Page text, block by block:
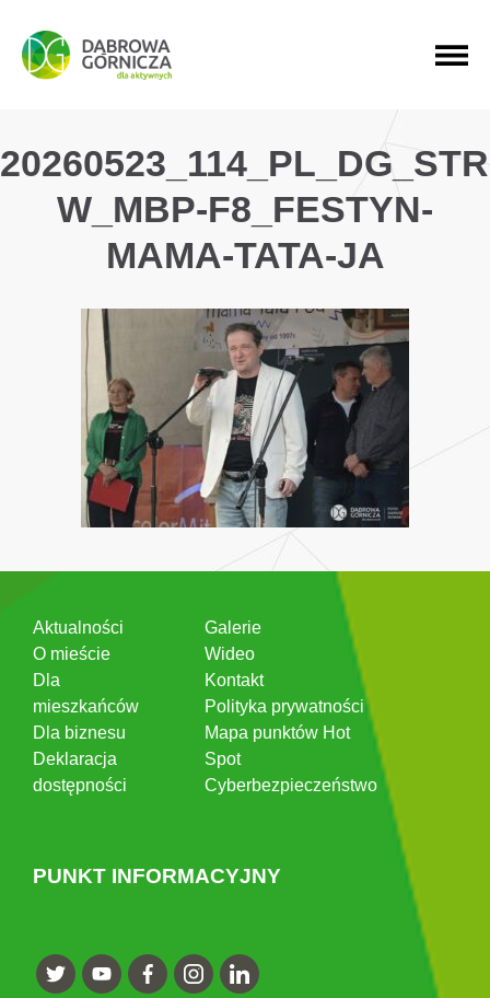
PRZEJDŹ DO MENU GŁÓWNEGO
PRZEJDŹ DO WYSZUKIWARKI
PRZEJDŹ DO TREŚCI
W_MBP-F8_FESTYN-
MAMA-TATA-JA
Aktualności
O mieście
Dla
mieszkańców
Dla biznesu
Deklaracja
dostępności
Galerie
Wideo
Kontakt
Polityka prywatności
Mapa punktów Hot
Spot
Cyberbezpieczeństwo
PUNKT INFORMACYJNY